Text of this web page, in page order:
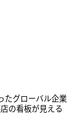
たグローバル企業
の看板が見える